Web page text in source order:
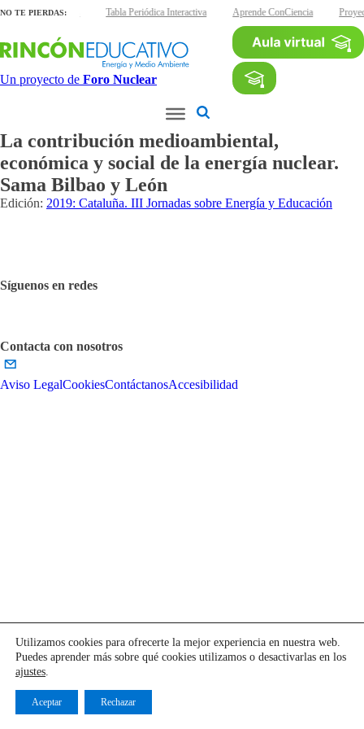
NO TE PIERDAS:
interactivas Tabla Periódica Interactiva Aprende ConCiencia
Un proyecto de Foro Nuclear
La contribución medioambiental,
económica y social de la energía nuclear.
Sama Bilbao y León
Edición: 2019: Cataluña. III Jornadas sobre Energía y Educación
Síguenos en redes
Contacta con nosotros
Aviso LegalCookiesContáctanosAccesibilidad
Utilizamos cookies para ofrecerte la mejor experiencia en nuestra web.
Puedes aprender más sobre qué cookies utilizamos o desactivarlas en los
ajustes.
Aceptar Rechazar